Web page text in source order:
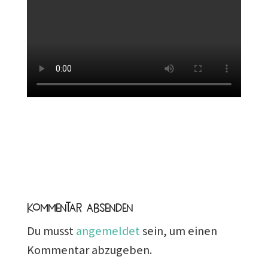
Kommentar absenden
Du musstangemeldetsein, um einen
Kommentar abzugeben.